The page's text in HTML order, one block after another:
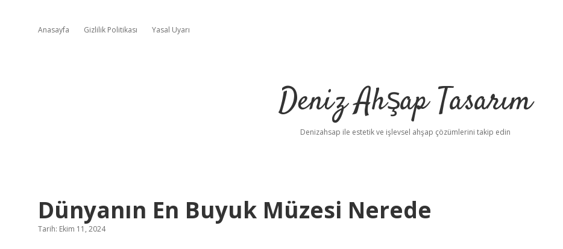
Anasayfa Gizlilik Politikası Yasal Uyarı
Deniz Ahşap Tasarım
Denizahsap ile estetik ve işlevsel ahşap çözümlerini takip edin
Dünyanın En Buyuk Müzesi Nerede
Tarih: Ekim 11, 2024